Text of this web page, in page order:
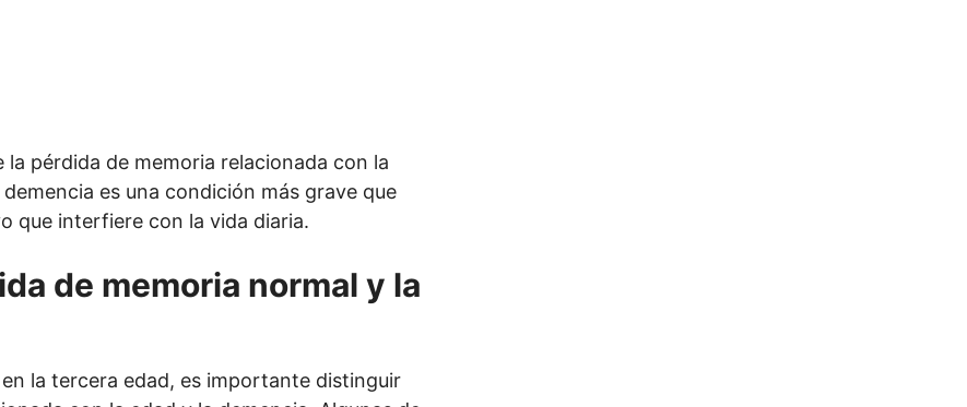
pérdida de memoria relacionada con la
es una condición más grave que
que interfiere con la vida diaria.
de memoria normal y la
la tercera edad, es importante distinguir